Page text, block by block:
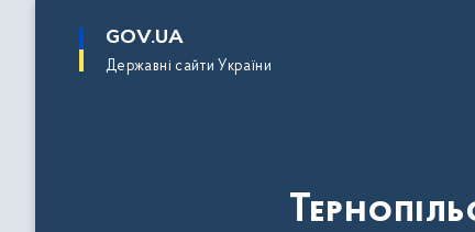
основного
GOV.UA
Державні сайти України